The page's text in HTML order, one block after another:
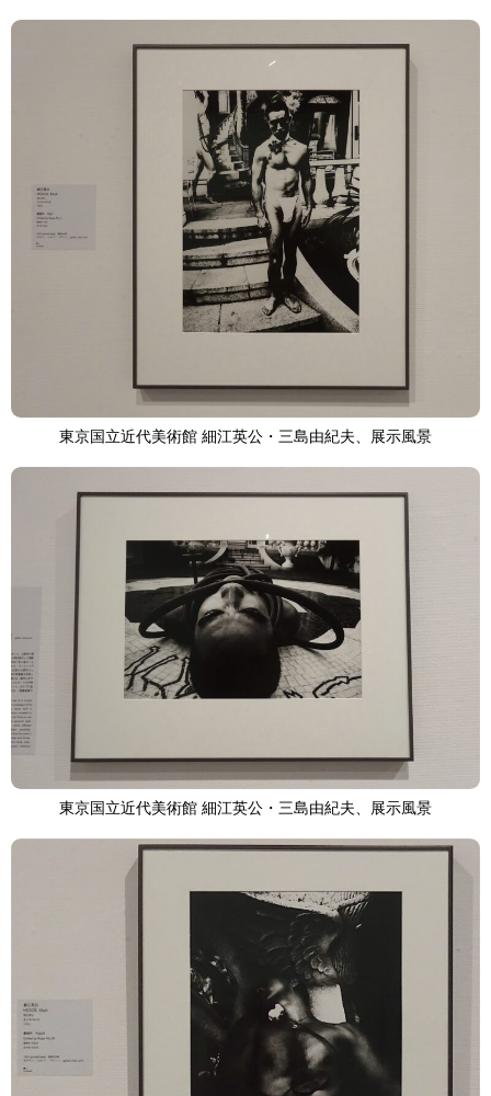
東京国立近代美術館 細江英公・三島由紀夫、展示風景
東京国立近代美術館 細江英公・三島由紀夫、展示風景